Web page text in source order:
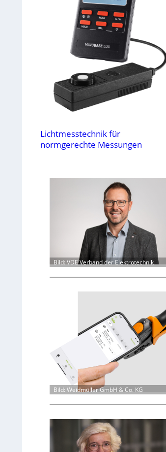
Lichtmesstechnik für
normgerechte Messungen
Bild: VDE Verband der Elektrotechnik
Bild: Weidmüller GmbH & Co. KG